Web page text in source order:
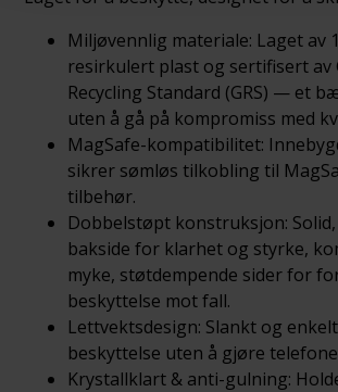
Miljøvennlig materiale: Laget av
resirkulert plast og sertifisert av
Recycling Standard (GRS) — et
uten å gå på kompromiss med
MagSafe-kompatibilitet:
sikrer sømløs tilkobling til
tilbehør.
Dobbelstøpt konstruksjon:
bakside for klarhet og styrke,
myke, støtdempende sider for
beskyttelse mot fall.
Lettvektsdesign: Slankt og
beskyttelse uten å gjøre
Krystallklart & anti-gulning: